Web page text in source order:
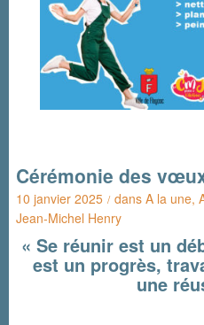
Cérémonie des
10 janvier 2025 / dansA la une,
Jean-Michel Henry
« Se réunir est un
est un progrès,
une